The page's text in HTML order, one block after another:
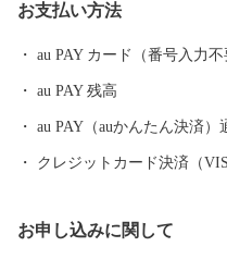
テ・希少価値の高いホッカイ
水揚げされています。
お支払い方法
au PAY カード（番号入力不
au PAY 残高
au PAY（auかんたん決済）
クレジットカード決済（
お申し込みに関して